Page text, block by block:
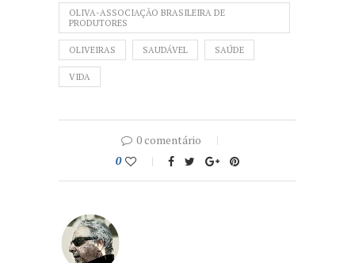
OLIVA-ASSOCIAÇÃO BRASILEIRA DE
PRODUTORES
OLIVEIRAS SAUDÁVEL SAÚDE
VIDA
0 comentário
0